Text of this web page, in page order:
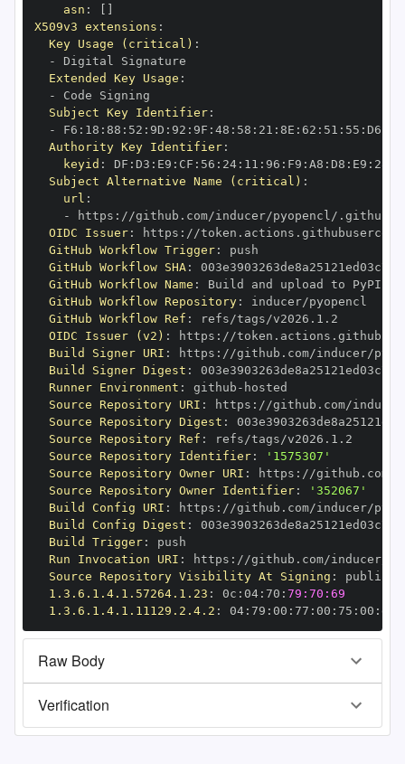
asn :
X509v3 extensions :
Key Usage (critical) :
-
Extended Key Usage :
-
Subject Key Identifier:
-
F6 : 18 : 88 : 52 : 9D : 92 : 9F : 48 : 58 : 21 : 8E : 62 : 51 : 55 : D6
Authority Key Identifier:
keyid : DF : D3 : E9 : CF : 56 : 24: 11 : 96 : F9 : A8 : D8 : E9 : 28
Subject Alternative Name (critical) :
url :
-
https :
OIDC Issuer: https :
GitHub Workflow Trigger:
GitHub Workflow SHA:
GitHub Workflow Name :
GitHub Workflow Repository:
GitHub Workflow Ref :
OIDC Issuer (v2) : https :
Build Signer URI : https :
Build Signer Digest :
Runner Environment : github -
Source Repository URI : https :
Source Repository Digest :
Source Repository Ref :
Source Repository Identifier:
'1575307'
Source Repository Owner URI : https :
Source Repository Owner Identifier:
'352067'
Build Config URI : https :
Build Config Digest :
Build Trigger:
Run Invocation URI : https :
Source Repository Visibility At Signing :
1.3.6.1.4.1.57264.1.23 : 0c : 04: 70 : 79:70:69
1.3.6.1.4.1.11129.2.4.2 : 04: 79 : 00 : 77 : 00 : 75 : 00 : dd
Raw Body
Verification